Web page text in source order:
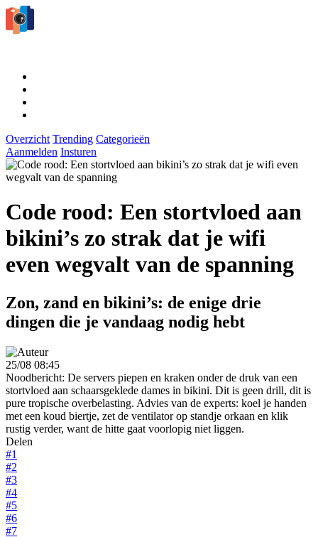
Overzicht Trending Categorieën
Aanmelden Insturen
Code rood: Een stortvloed aan
bikini’s zo strak dat je wifi
even wegvalt van de spanning
Zon, zand en bikini’s: de enige drie
dingen die je vandaag nodig hebt
25/08 08:45
Noodbericht: De servers piepen en kraken onder de druk van een
stortvloed aan schaarsgeklede dames in bikini. Dit is geen drill, dit is
pure tropische overbelasting. Advies van de experts: koel je handen
met een koud biertje, zet de ventilator op standje orkaan en klik
rustig verder, want de hitte gaat voorlopig niet liggen.
Delen
#1
#2
#3
#4
#5
#6
#7